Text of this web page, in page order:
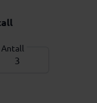
Antall